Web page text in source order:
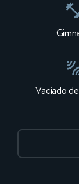
Vaciado